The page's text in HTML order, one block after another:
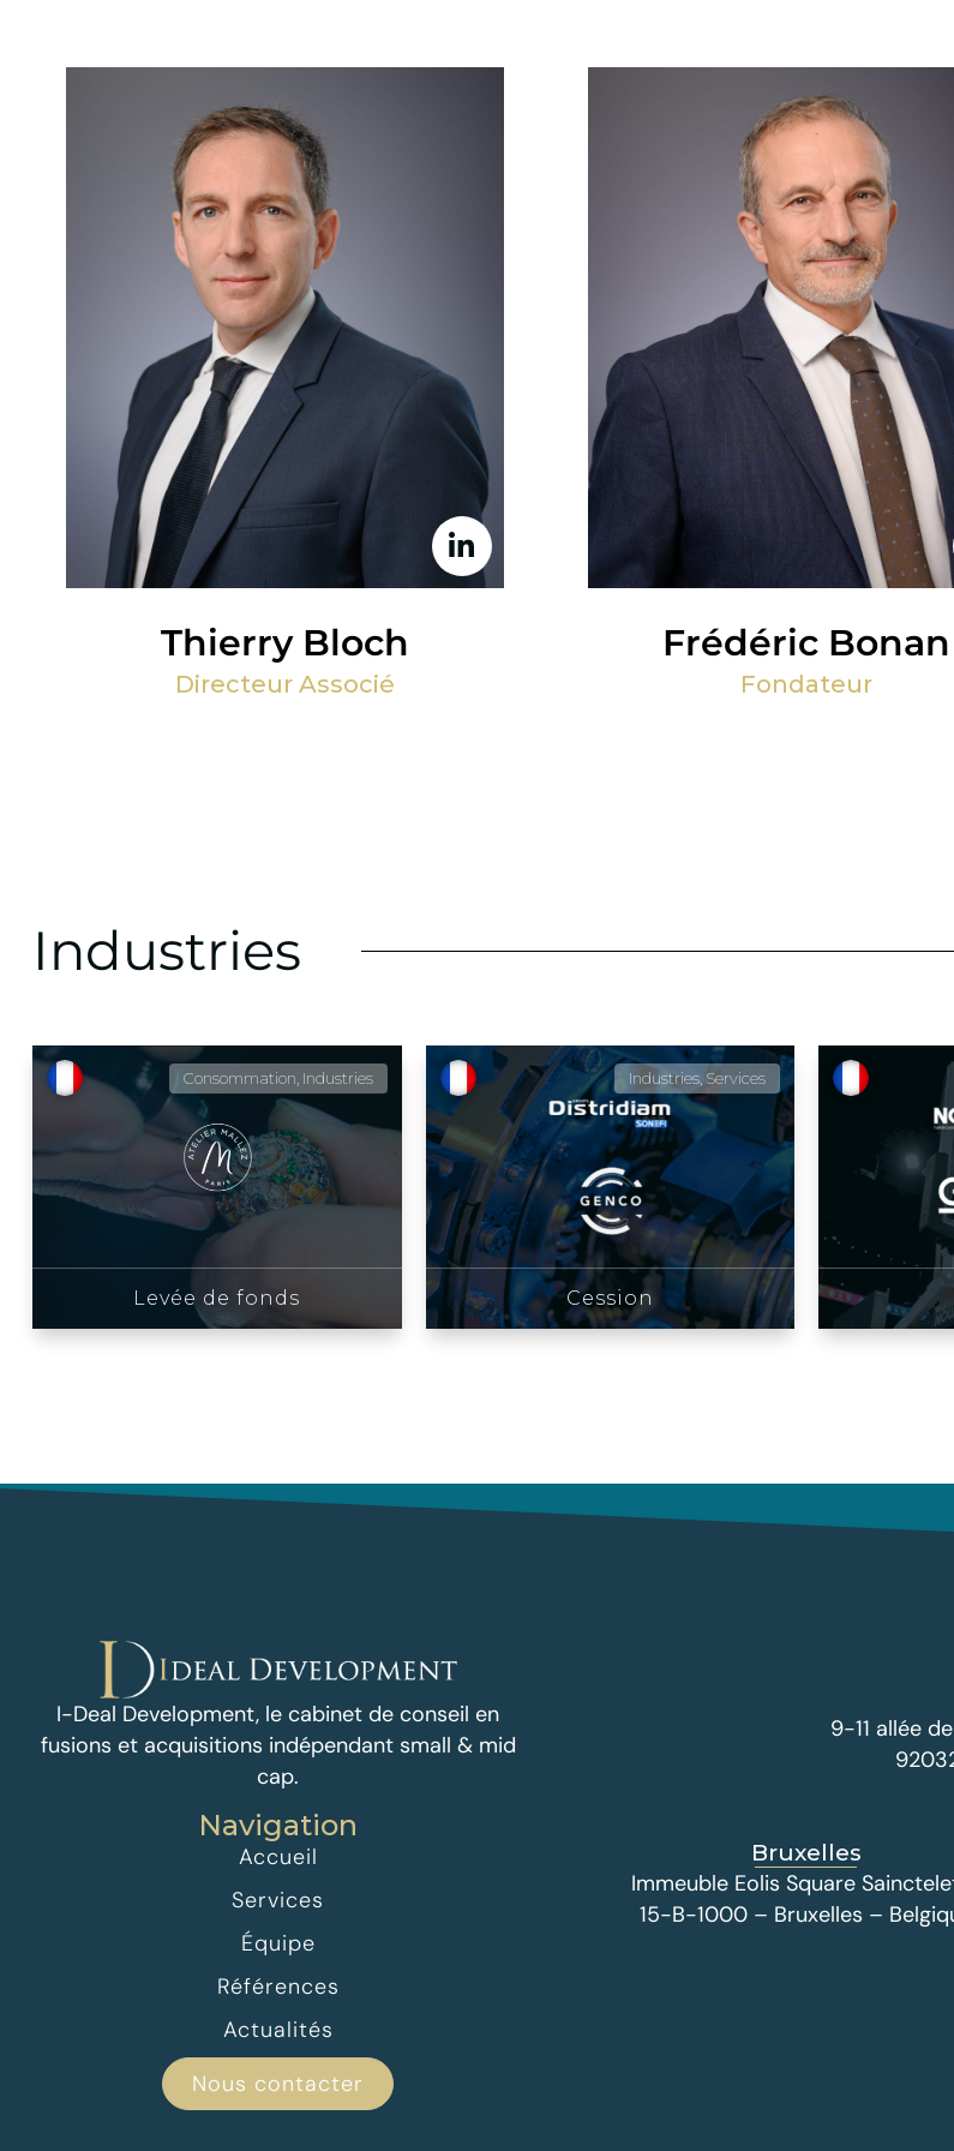
Thierry Bloch
Directeur Associé
Frédéric Bonan
Fondateur
Industries
Consommation, Industries
Levée de fonds
Industries, Services
Cession
I-Deal Development, le cabinet de conseil en
fusions et acquisitions indépendant small & mid
cap.
Navigation
Accueil
Services
Équipe
Références
Actualités
Nous contacter
9-11 allée
Bruxelles
Immeuble Eolis Square
15-B-1000 – Bruxelles –